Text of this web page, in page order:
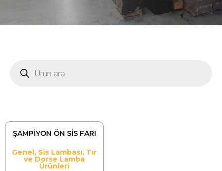
ŞAMPİYON ÖN SİS FARI
Genel, Sis Lambası, Tır
ve Dorse Lamba
Ürünleri